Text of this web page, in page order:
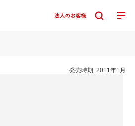
発売時期:2011年1月